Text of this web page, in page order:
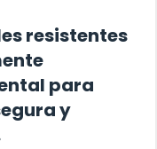
resistentes
para
y